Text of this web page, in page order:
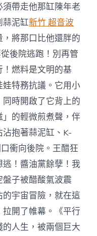
帶走他那缸陳年老
蒜泥缸新竹 超音波
將那口比他還胖的
後院逃跑！別再管
燃料是文明的基
特務抗議。它用小
同時開啟了它背上的
的輕微煎煮聲，伴
抱著蒜泥缸、K-
衝向後院。王醋狂
！醬油黨餘孽！我
子被醋酸氣波震
宇宙冒險，就在這
開了帷幕。《平行
人生，被兩個巨大